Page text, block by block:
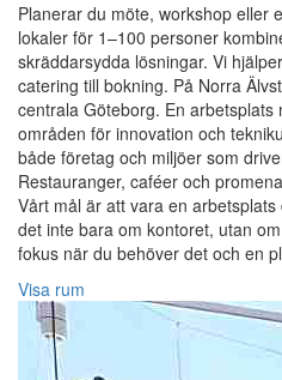
Planerar du möte, workshop eller
lokaler för 1–100 personer
skräddarsydda lösningar. Vi
catering till bokning. På Norra
centrala Göteborg. En
områden för innovation och
både företag och miljöer som
Restauranger, caféer och
Vårt mål är att vara en
det inte bara om kontoret, utan
fokus när du behöver det och en
Visa rum